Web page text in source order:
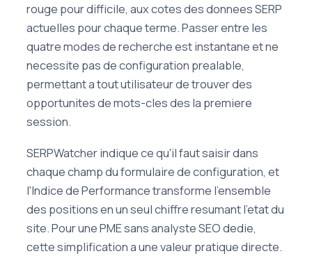
rouge pour difficile, aux cotes des donnees SERP
actuelles pour chaque terme. Passer entre les
quatre modes de recherche est instantane et ne
necessite pas de configuration prealable,
permettant a tout utilisateur de trouver des
opportunites de mots-cles des la premiere
session.
SERPWatcher indique ce qu'il faut saisir dans
chaque champ du formulaire de configuration, et
l'Indice de Performance transforme l'ensemble
des positions en un seul chiffre resumant l'etat du
site. Pour une PME sans analyste SEO dedie,
cette simplification a une valeur pratique directe.